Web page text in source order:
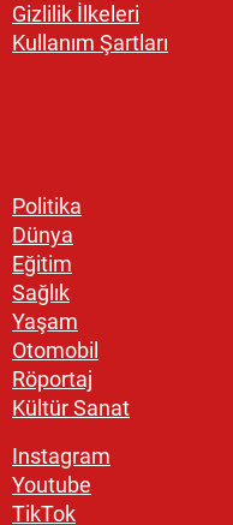
Gizlilik İlkeleri
Kullanım Şartları
Politika
Dünya
Eğitim
Sağlık
Yaşam
Otomobil
Röportaj
Kültür Sanat
Instagram
Youtube
TikTok